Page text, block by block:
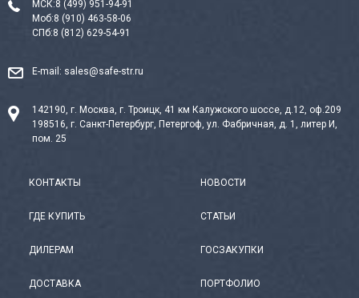
МСК:8 (499) 951-94-91
Моб:8 (910) 463-58-06
СПб:8 (812) 629-54-91
E-mail: sales@safe-str.ru
142190, г. Москва, г. Троицк, 41 км Калужского шоссе, д.12, оф.209
198516, г. Санкт-Петербург, Петергоф, ул. Фабричная, д. 1, литер И,
пом. 25
КОНТАКТЫ
ГДЕ КУПИТЬ
ДИЛЕРАМ
ДОСТАВКА
НОВОСТИ
СТАТЬИ
ГОСЗАКУПКИ
ПОРТФОЛИО